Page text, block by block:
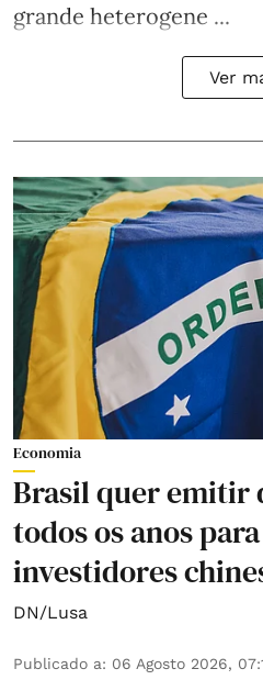
grande heterogene ...
Ver
Economia
Brasil quer emitir
todos os anos
investidores
DN/Lusa
Publicado a: 06 Agosto 2026,